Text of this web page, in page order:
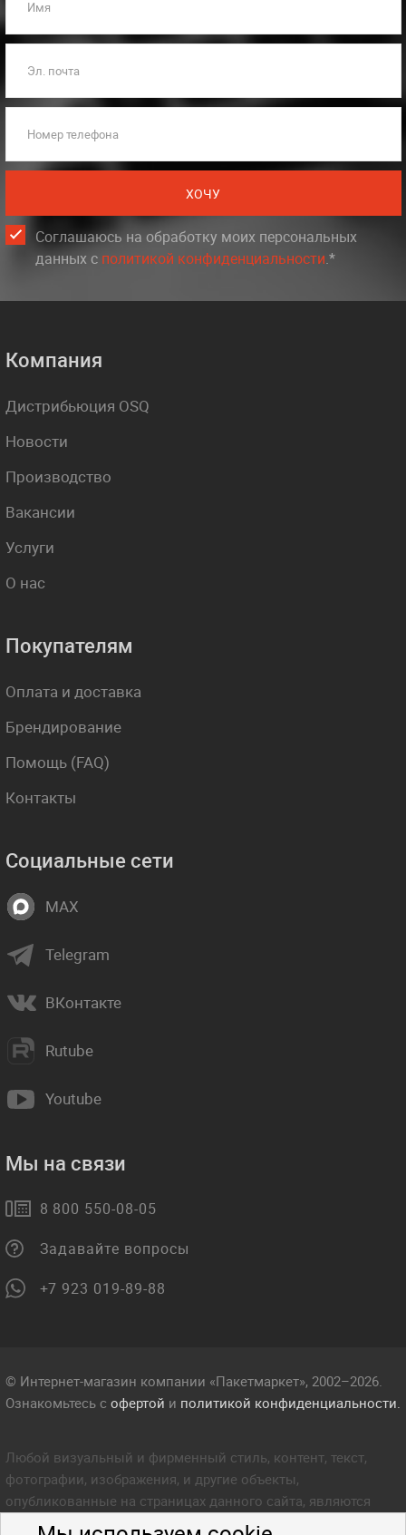
Имя
Эл. почта
Номер телефона
ХОЧУ
Соглашаюсь на обработку моих персональных
данных c политикой конфиденциальности.*
Компания
Дистрибьюция OSQ
Новости
Производство
Вакансии
Услуги
О нас
Покупателям
Оплата и доставка
Брендирование
Помощь (FAQ)
Контакты
Социальные сети
MAX
Telegram
ВКонтакте
Rutube
Youtube
Мы на связи
8 800 550-08-05
Задавайте вопросы
+7 923 019-89-88
© Интернет-магазин компании «Пакетмаркет», 2002–2026.
Ознакомьтесь с офертой и политикой конфиденциальности.
Любой визуальный и фирменный стиль, контент, текст,
фотографии, изображения, и другие объекты,
опубликованные на страницах данного сайта, являются
объектом прав интеллектуальной собственности компании